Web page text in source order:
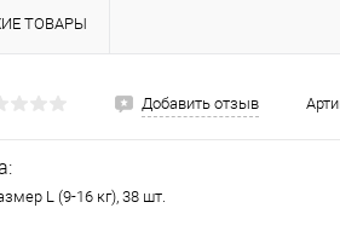
ТОВАРЫ
Добавить отзыв
L (9-16 кг), 38 шт.